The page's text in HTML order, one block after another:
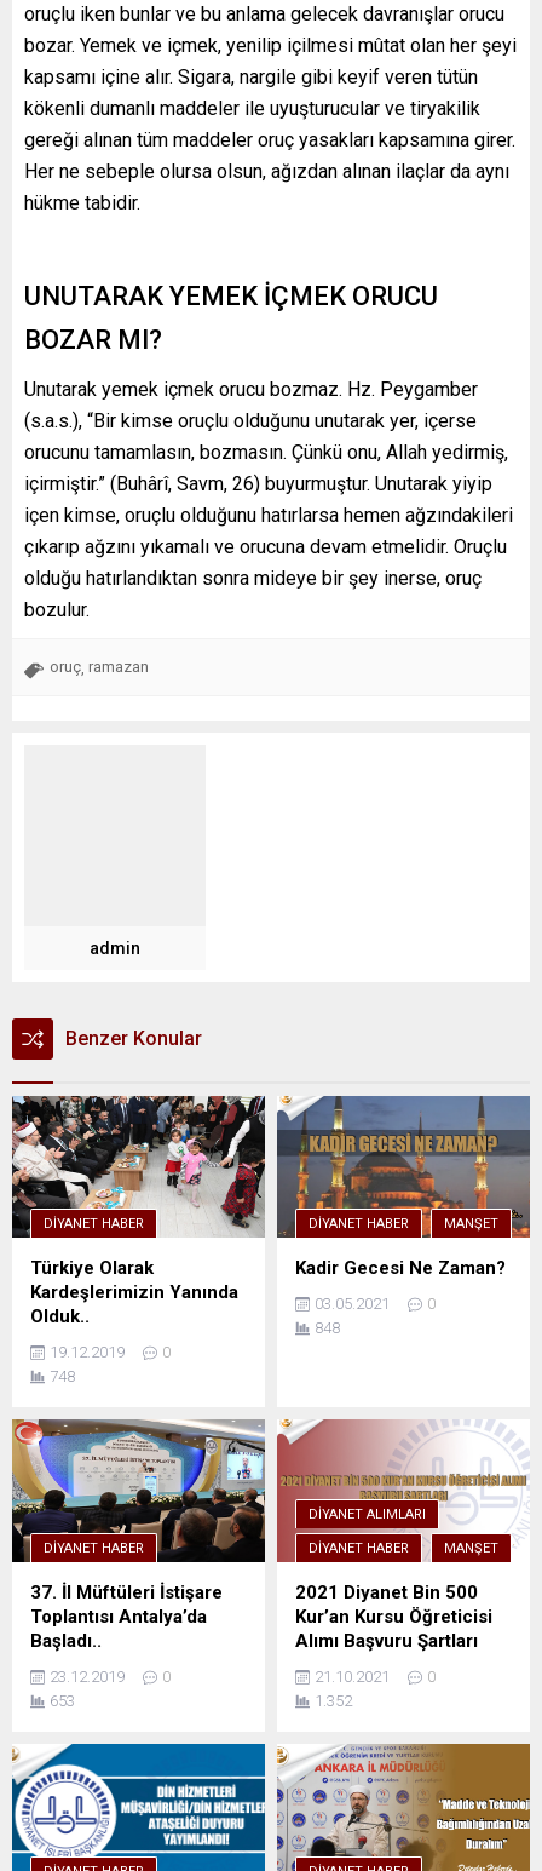
oruçlu iken bunlar ve bu anlama gelecek davranışlar orucu
bozar. Yemek ve içmek, yenilip içilmesi mûtat olan her şeyi
kapsamı içine alır. Sigara, nargile gibi keyif veren tütün
kökenli dumanlı maddeler ile uyuşturucular ve tiryakilik
gereği alınan tüm maddeler oruç yasakları kapsamına girer.
Her ne sebeple olursa olsun, ağızdan alınan ilaçlar da aynı
hükme tabidir.
UNUTARAK YEMEK İÇMEK ORUCU
BOZAR MI?
Unutarak yemek içmek orucu bozmaz. Hz. Peygamber
(s.a.s.), “Bir kimse oruçlu olduğunu unutarak yer, içerse
orucunu tamamlasın, bozmasın. Çünkü onu, Allah yedirmiş,
içirmiştir.” (Buhârî, Savm, 26) buyurmuştur. Unutarak yiyip
içen kimse, oruçlu olduğunu hatırlarsa hemen ağzındakileri
çıkarıp ağzını yıkamalı ve orucuna devam etmelidir. Oruçlu
olduğu hatırlandıktan sonra mideye bir şey inerse, oruç
bozulur.
oruç ramazan
admin
Benzer Konular
DIYANET HABER
Türkiye Olarak
Kardeşlerimizin Yanında
Olduk..
19.12.2019
0
748
DIYANET HABER MANŞET
Kadir Gecesi Ne Zaman?
03.05.2021
0
848
DIYANET HABER
37. İl Müftüleri İstişare
Toplantısı Antalya’da
Başladı..
23.12.2019
0
653
DIYANET ALIMLARI
DIYANET HABER MANŞET
2021 Diyanet Bin 500
Kur’an Kursu Öğreticisi
Alımı Başvuru Şartları
21.10.2021
0
1.352